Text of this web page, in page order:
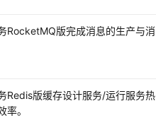
RocketMQ版完成消息的生产与消
Redis版缓存设计服务/运行服务热
率。